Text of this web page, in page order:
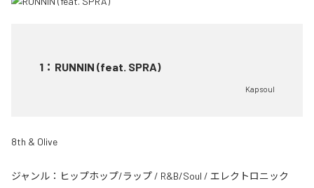
1 ： RUNNIN (feat. SPRA)
Kapsoul
8th & Olive
ジャンル： ヒップホップ/ラップ / R&B/Soul / エレクトロニック